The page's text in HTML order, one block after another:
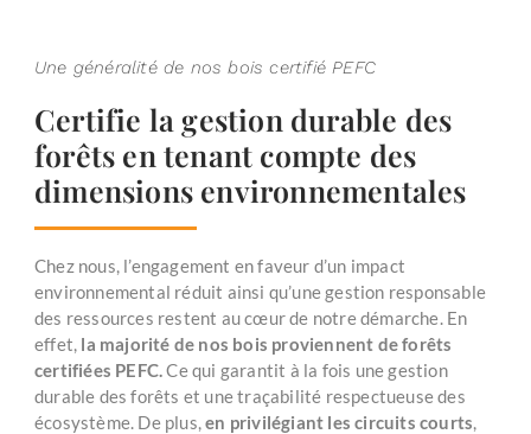
Une généralité de nos bois certifié PEFC
Certifie la gestion durable des
forêts en tenant compte des
dimensions environnementales
Chez nous, l’engagement en faveur d’un impact
environnemental réduit ainsi qu’une gestion responsable
des ressources restent au cœur de notre démarche. En
effet, la majorité de nos bois proviennent de forêts
certifiées PEFC.Ce qui garantit à la fois une gestion
durable des forêts et une traçabilité respectueuse des
écosystème. De plus,en privilégiant les circuits courts,